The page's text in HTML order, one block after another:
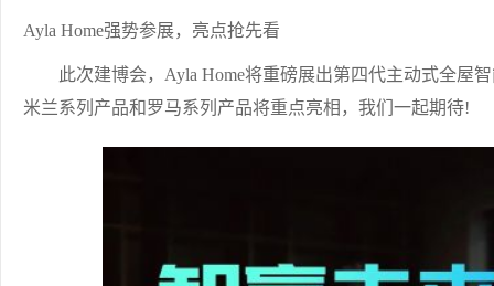
Ayla Home强势参展，亮点抢先看
此次建博会，Ayla Home将重磅展出第四代主动式全屋
米兰系列产品和罗马系列产品将重点亮相，我们一起期待!